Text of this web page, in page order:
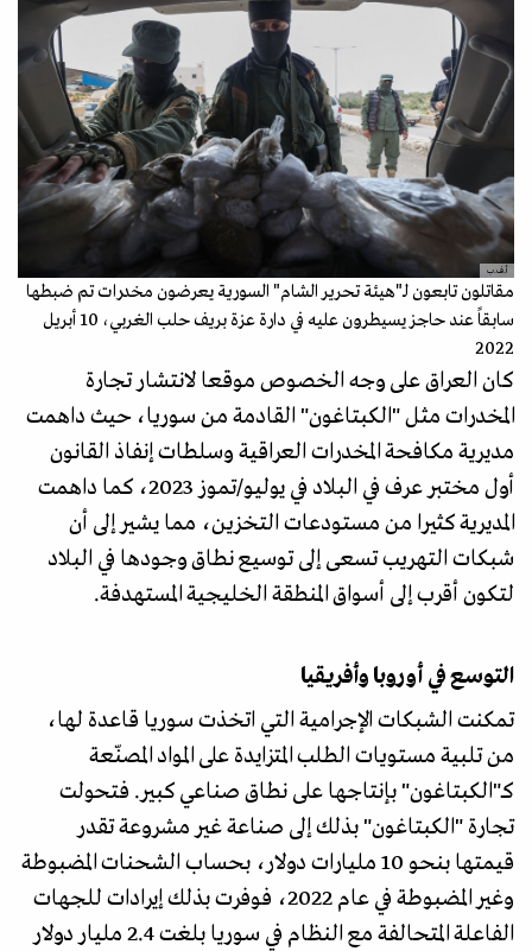
أ.ف.ب
مقاتلون تابعون لـ"هيئة تحرير الشام" السورية يعرضون مخدرات تم ضبطها
سابقاً عند حاجز يسيطرون عليه في دارة عزة بريف حلب الغربي، 10 أبريل
2022
كان العراق على وجه الخصوص موقعا لانتشار تجارة
المخدرات مثل "الكبتاغون" القادمة من سوريا، حيث داهمت
مديرية مكافحة المخدرات العراقية وسلطات إنفاذ القانون
أول مختبر عرف في البلاد في يوليو/تموز 2023، كما داهمت
المديرية كثيرا من مستودعات التخزين، مما يشير إلى أن
شبكات التهريب تسعى إلى توسيع نطاق وجودها في البلاد
لتكون أقرب إلى أسواق المنطقة الخليجية المستهدفة.
التوسع في أوروبا وأفريقيا
تمكنت الشبكات الإجرامية التي اتخذت سوريا قاعدة لها،
من تلبية مستويات الطلب المتزايدة على المواد المصنّعة
كـ"الكبتاغون" بإنتاجها على نطاق صناعي كبير. فتحولت
تجارة "الكبتاغون" بذلك إلى صناعة غير مشروعة تقدر
قيمتها بنحو 10 مليارات دولار، بحساب الشحنات المضبوطة
وغير المضبوطة في عام 2022، فوفرت بذلك إيرادات للجهات
الفاعلة المتحالفة مع النظام في سوريا بلغت 2.4 مليار دولار